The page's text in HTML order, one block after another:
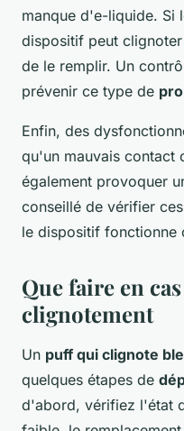
manque d'e-liquide. Si
dispositif peut
de le remplir. Un
prévenir ce type de
Enfin, des
qu'un mauvais contact
également provoquer
conseillé de vérifier
le dispositif fonctionne
Que faire en
clignotement
Un puff qui clignote
quelques étapes de
d'abord, vérifiez l'état